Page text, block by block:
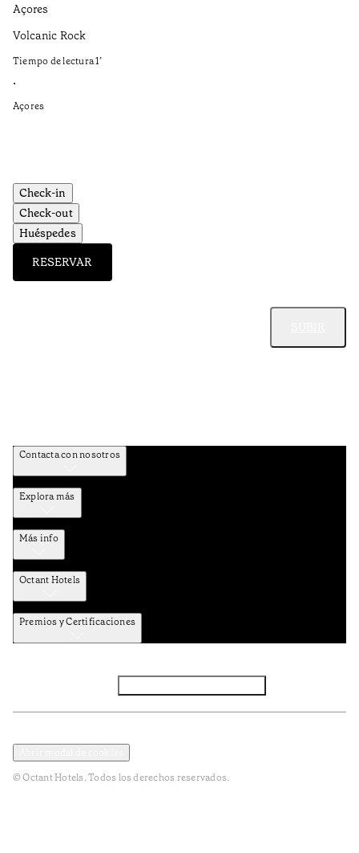
Açores
Volcanic Rock
Tiempo de lectura1’
•
Açores
Check-in
Check-out
Huéspedes
RESERVAR
Contacta con nosotros
Explora más
Más info
Octant Hotels
Premios y Certificaciones
© Octant Hotels. Todos los derechos reservados.